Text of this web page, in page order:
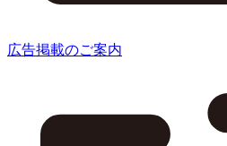
広告掲載のご案内